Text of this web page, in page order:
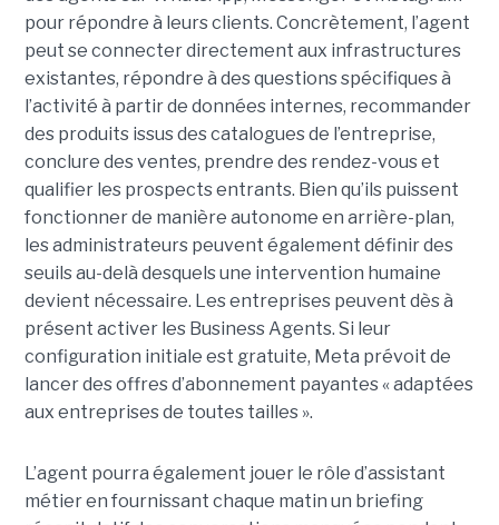
pour répondre à leurs clients. Concrètement, l’agent
peut se connecter directement aux infrastructures
existantes, répondre à des questions spécifiques à
l’activité à partir de données internes, recommander
des produits issus des catalogues de l’entreprise,
conclure des ventes, prendre des rendez-vous et
qualifier les prospects entrants. Bien qu’ils puissent
fonctionner de manière autonome en arrière-plan,
les administrateurs peuvent également définir des
seuils au-delà desquels une intervention humaine
devient nécessaire. Les entreprises peuvent dès à
présent activer les Business Agents. Si leur
configuration initiale est gratuite, Meta prévoit de
lancer des offres d’abonnement payantes « adaptées
aux entreprises de toutes tailles ».
L’agent pourra également jouer le rôle d’assistant
métier en fournissant chaque matin un briefing